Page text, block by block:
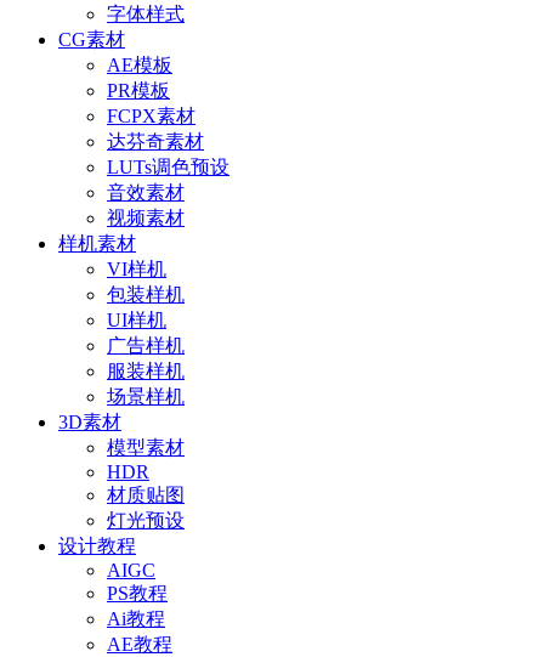
字体样式
CG素材
AE模板
PR模板
FCPX素材
达芬奇素材
LUTs调色预设
音效素材
视频素材
样机素材
VI样机
包装样机
UI样机
广告样机
服装样机
场景样机
3D素材
模型素材
HDR
材质贴图
灯光预设
设计教程
AIGC
PS教程
Ai教程
AE教程